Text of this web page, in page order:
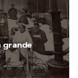
grande